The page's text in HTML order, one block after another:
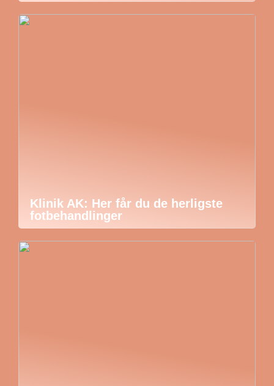
Klinik AK: Her får du de herligste
fotbehandlinger